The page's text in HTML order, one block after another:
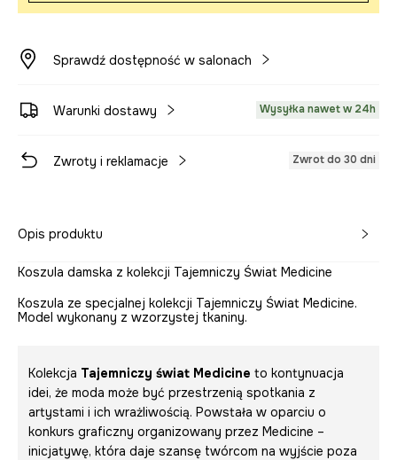
Sprawdź dostępność w salonach
Warunki dostawy Wysyłka nawet w 24h
Zwroty i reklamacje Zwrot do 30 dni
Opis produktu
Koszula damska z kolekcji Tajemniczy Świat Medicine
Koszula ze specjalnej kolekcji Tajemniczy Świat Medicine.
Model wykonany z wzorzystej tkaniny.
Kolekcja Tajemniczy świat Medicine to kontynuacja
idei, że moda może być przestrzenią spotkania z
artystami i ich wrażliwością. Powstała w oparciu o
konkurs graficzny organizowany przez Medicine –
inicjatywę, która daje szansę twórcom na wyjście poza